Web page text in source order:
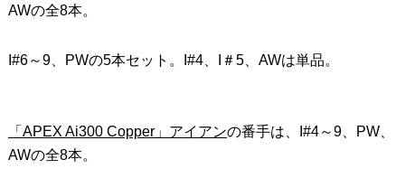
AWの全8本。
I#6～9、PWの5本セット。I#4、I＃5、AWは単品。
「APEX Ai300 Copper」アイアンの番手は、I#4～9、PW、
AWの全8本。